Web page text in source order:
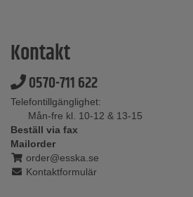
Kontakt
0570-711 622
Telefontillgänglighet:
Mån-fre kl. 10-12 & 13-15
Beställ via fax
Mailorder
order@esska.se
Kontaktformulär